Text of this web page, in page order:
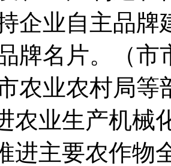
企业自主品牌
牌名片。（市
农业农村局等
农业生产机械
进主要农作